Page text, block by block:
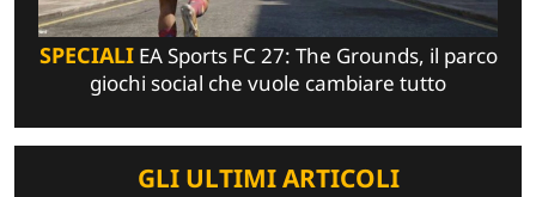
SPECIALIEA Sports FC 27: The Grounds, il parco
giochi social che vuole cambiare tutto
GLI ULTIMI ARTICOLI